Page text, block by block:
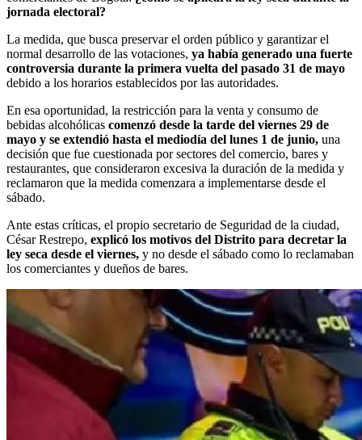
jornada electoral?
La medida, que busca preservar el orden público y garantizar el
normal desarrollo de las votaciones, ya había generado una fuerte
controversia durante la primera vuelta del pasado 31 de mayo
debido a los horarios establecidos por las autoridades.
En esa oportunidad, la restricción para la venta y consumo de
bebidas alcohólicas comenzó desde la tarde del viernes 29 de
mayo y se extendió hasta el mediodía del lunes 1 de junio, una
decisión que fue cuestionada por sectores del comercio, bares y
restaurantes, que consideraron excesiva la duración de la medida y
reclamaron que la medida comenzara a implementarse desde el
sábado.
Ante estas críticas, el propio secretario de Seguridad de la ciudad,
César Restrepo, explicó los motivos del Distrito para decretar la
ley seca desde el viernes, y no desde el sábado como lo reclamaban
los comerciantes y dueños de bares.